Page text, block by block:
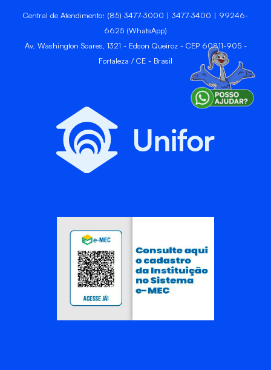
Central de Atendimento: (85) 3477-3000 | 3477-3400 | 99246-
6625 (WhatsApp)
Av. Washington Soares, 1321 - Edson Queiroz - CEP 60811-905 -
Fortaleza / CE - Brasil